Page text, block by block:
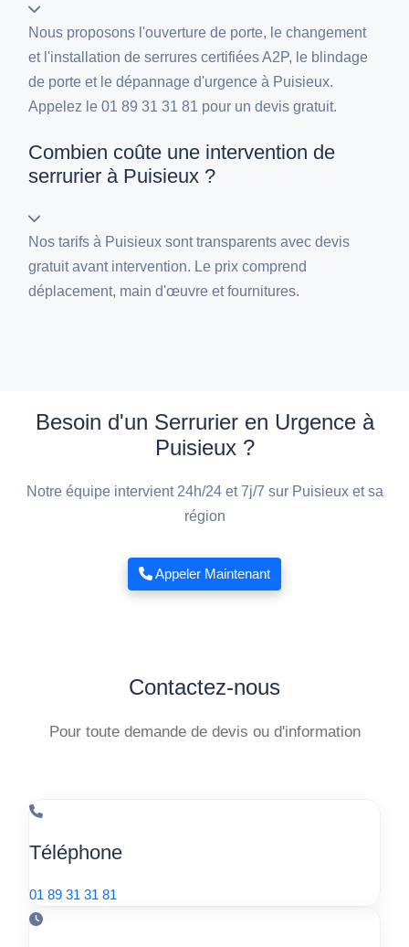
Nous proposons l'ouverture de porte, le changement
et l'installation de serrures certifiées A2P, le blindage
de porte et le dépannage d'urgence à Puisieux.
Appelez le 01 89 31 31 81 pour un devis gratuit.
Combien coûte une intervention de
serrurier à Puisieux ?
Nos tarifs à Puisieux sont transparents avec devis
gratuit avant intervention. Le prix comprend
déplacement, main d'œuvre et fournitures.
Besoin d'un Serrurier en Urgence à
Puisieux ?
Notre équipe intervient 24h/24 et 7j/7 sur Puisieux et sa
région
Appeler Maintenant
Contactez-nous
Pour toute demande de devis ou d'information
Téléphone
01 89 31 31 81